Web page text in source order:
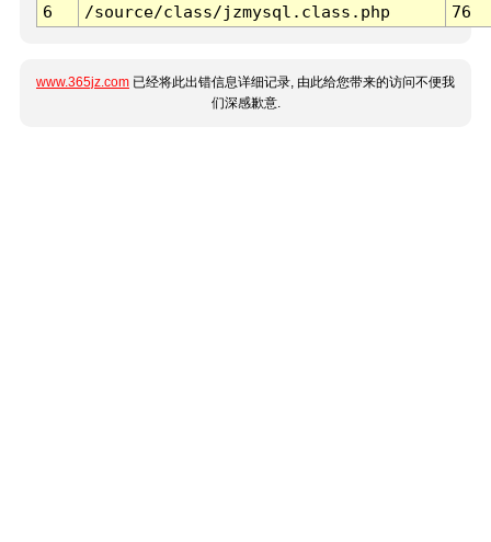
6
/source/class/jzmysql.class.php 76
www.365jz.com 已经将此出错信息详细记录, 由此给您带来的访问不便我
们深感歉意.